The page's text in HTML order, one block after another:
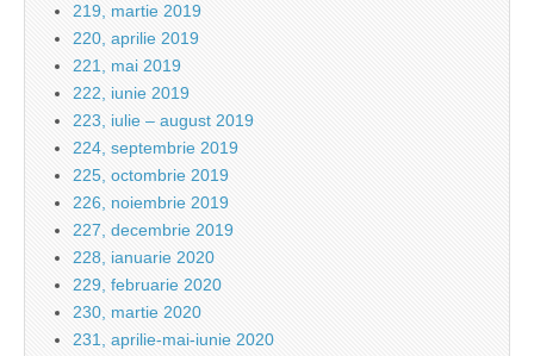
219, martie 2019
220, aprilie 2019
221, mai 2019
222, iunie 2019
223, iulie – august 2019
224, septembrie 2019
225, octombrie 2019
226, noiembrie 2019
227, decembrie 2019
228, ianuarie 2020
229, februarie 2020
230, martie 2020
231, aprilie-mai-iunie 2020